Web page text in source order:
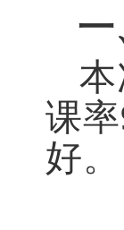
课
好。